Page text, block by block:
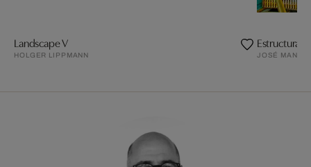
Landscape V
HOLGER LIPPMANN
Estructura 13
JOSÉ